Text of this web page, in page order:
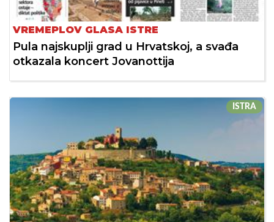
VREMEPLOV GLASA ISTRE
Pula najskuplji grad u Hrvatskoj, a svađa
otkazala koncert Jovanottija
ISTRA